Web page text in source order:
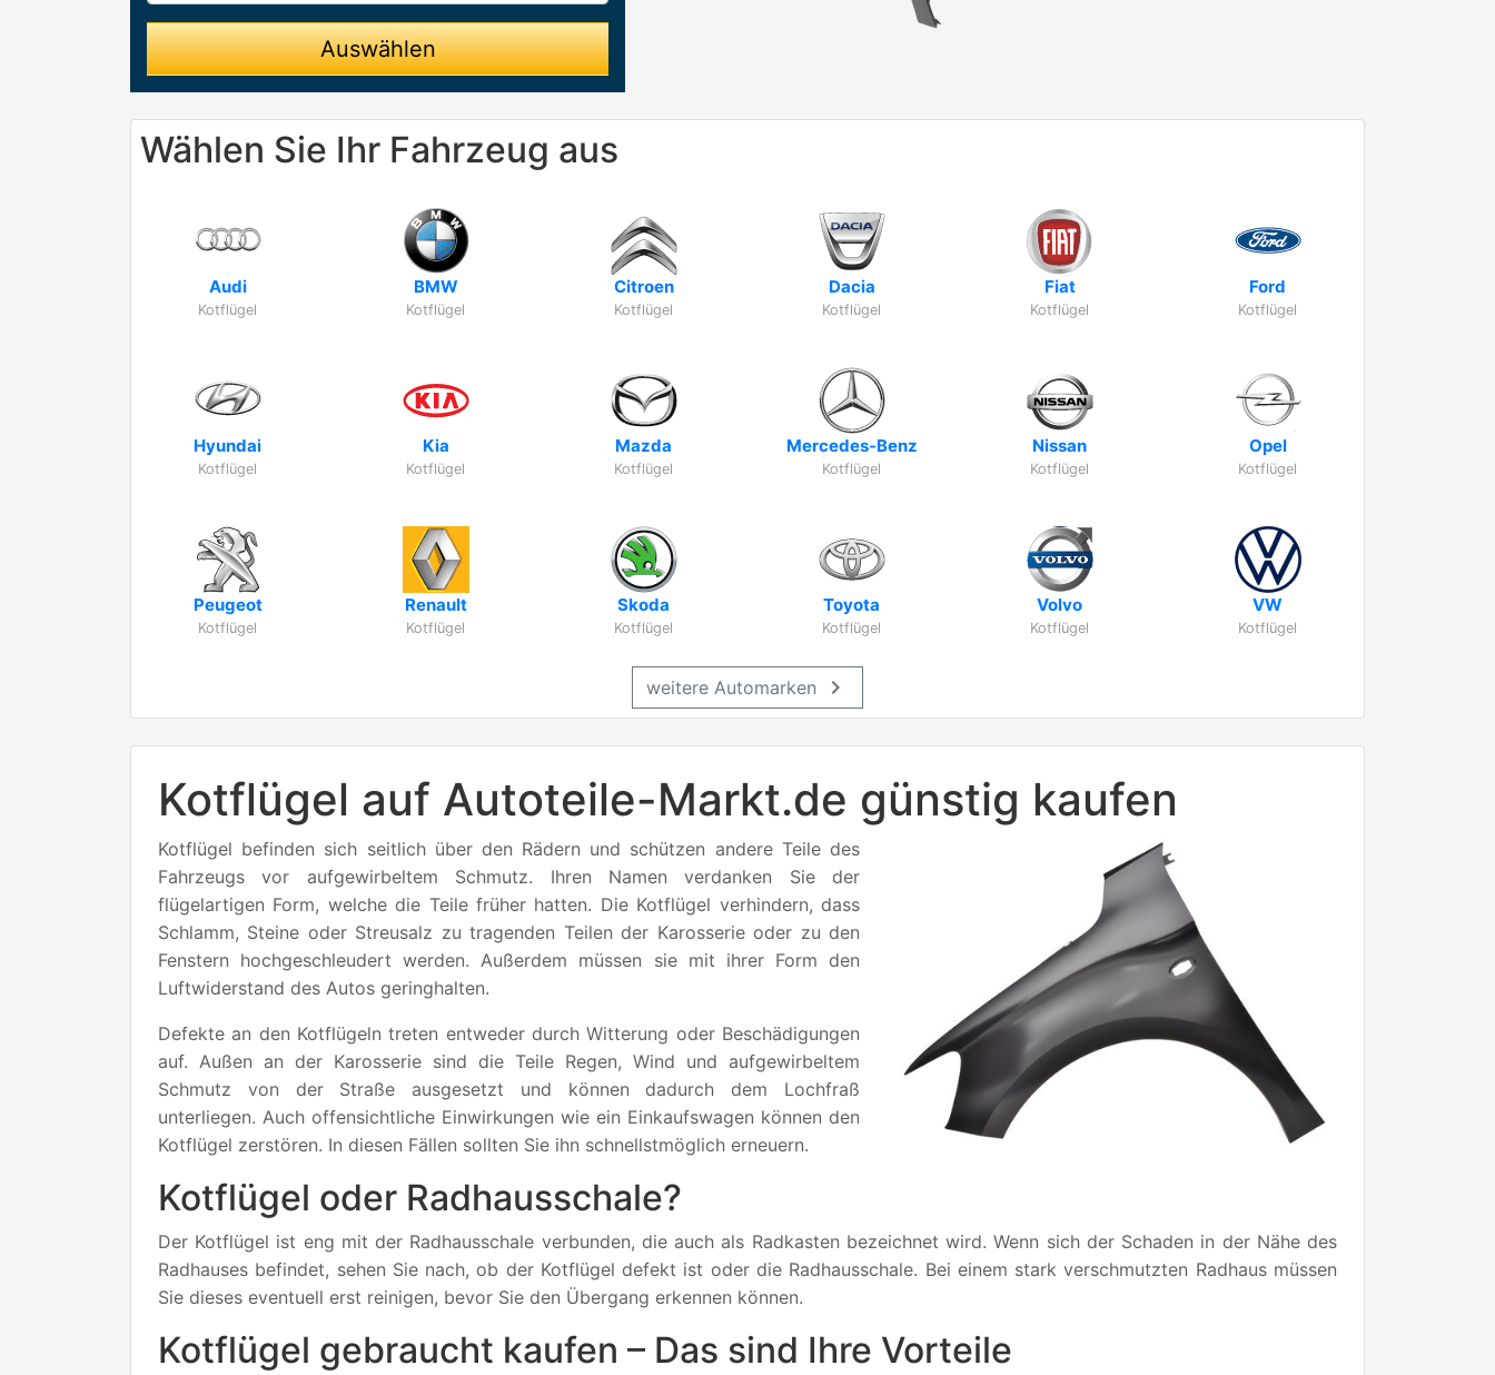
Auswählen
Wählen Sie Ihr Fahrzeug aus
Audi
Kotflügel
BMW
Kotflügel
Citroen
Kotflügel
Dacia
Kotflügel
Fiat
Kotflügel
Ford
Kotflügel
Hyundai
Kotflügel
Kia
Kotflügel
Mazda
Kotflügel
Mercedes-Benz
Kotflügel
Nissan
Kotflügel
Opel
Kotflügel
Peugeot
Kotflügel
Renault
Kotflügel
Skoda
Kotflügel
Toyota
Kotflügel
Volvo
Kotflügel
VW
Kotflügel
weitere Automarken chevron_right
Kotflügel auf Autoteile-Markt.de günstig kaufen
Kotflügel befinden sich seitlich über den Rädern und schützen andere Teile des
Fahrzeugs vor aufgewirbeltem Schmutz. Ihren Namen verdanken Sie der
flügelartigen Form, welche die Teile früher hatten. Die Kotflügel verhindern, dass
Schlamm, Steine oder Streusalz zu tragenden Teilen der Karosserie oder zu den
Fenstern hochgeschleudert werden. Außerdem müssen sie mit ihrer Form den
Luftwiderstand des Autos geringhalten.
Defekte an den Kotflügeln treten entweder durch Witterung oder Beschädigungen
auf. Außen an der Karosserie sind die Teile Regen, Wind und aufgewirbeltem
Schmutz von der Straße ausgesetzt und können dadurch dem Lochfraß
unterliegen. Auch offensichtliche Einwirkungen wie ein Einkaufswagen können den
Kotflügel zerstören. In diesen Fällen sollten Sie ihn schnellstmöglich erneuern.
Kotflügel oder Radhausschale?
Der Kotflügel ist eng mit der Radhausschale verbunden, die auch als Radkasten bezeichnet wird. Wenn sich der Schaden in der Nähe des
Radhauses befindet, sehen Sie nach, ob der Kotflügel defekt ist oder die Radhausschale. Bei einem stark verschmutzten Radhaus müssen
Sie dieses eventuell erst reinigen, bevor Sie den Übergang erkennen können.
Kotflügel gebraucht kaufen – Das sind Ihre Vorteile